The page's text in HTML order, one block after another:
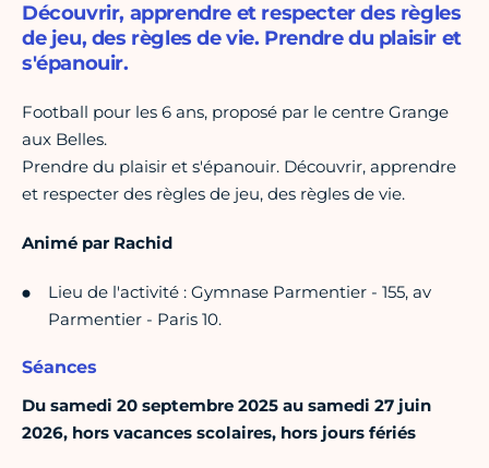
Découvrir, apprendre et respecter des règles
de jeu, des règles de vie. Prendre du plaisir et
s'épanouir.
Football pour les 6 ans, proposé par le centre Grange
aux Belles.
Prendre du plaisir et s'épanouir. Découvrir, apprendre
et respecter des règles de jeu, des règles de vie.
Animé par Rachid
Lieu de l'activité : Gymnase Parmentier - 155, av
Parmentier - Paris 10.
Séances
Du samedi 20 septembre 2025 au samedi 27 juin
2026, hors vacances scolaires, hors jours fériés